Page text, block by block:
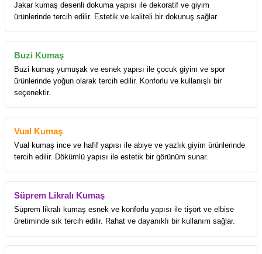
Jakar kumaş desenli dokuma yapısı ile dekoratif ve giyim
ürünlerinde tercih edilir. Estetik ve kaliteli bir dokunuş sağlar.
Buzi Kumaş
Buzi kumaş yumuşak ve esnek yapısı ile çocuk giyim ve spor
ürünlerinde yoğun olarak tercih edilir. Konforlu ve kullanışlı bir
seçenektir.
Vual Kumaş
Vual kumaş ince ve hafif yapısı ile abiye ve yazlık giyim ürünlerinde
tercih edilir. Dökümlü yapısı ile estetik bir görünüm sunar.
Süprem Likralı Kumaş
Süprem likralı kumaş esnek ve konforlu yapısı ile tişört ve elbise
üretiminde sık tercih edilir. Rahat ve dayanıklı bir kullanım sağlar.